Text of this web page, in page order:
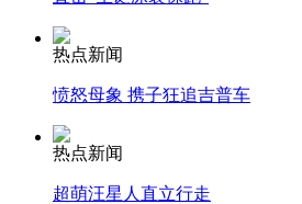
热点新闻
愤怒母象 携子狂追吉普车
热点新闻
超萌汪星人直立行走